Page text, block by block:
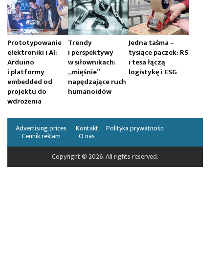
Prototypowanie
elektroniki i AI:
Arduino
i platformy
embedded od
projektu do
wdrożenia
Trendy
i perspektywy
w siłownikach:
„mięśnie”
napędzające ruch
humanoidów
Jedna taśma –
tysiące paczek: RS
i tesa łączą
logistykę i ESG
Cennik reklam
Advertising prices Kontakt
O nas
Polityka prywatności
Copyright © 2026. All rights reserved.